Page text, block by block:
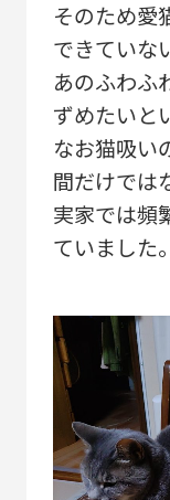
そのため愛
できてい
あのふわふ
ずめたいと
なお猫吸い
間だけでは
実家では頻
ていました。